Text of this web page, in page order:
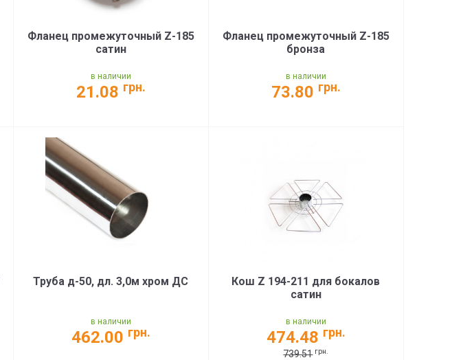
Фланец промежуточный Z-185
сатин
в наличии
21.08 грн.
Фланец промежуточный Z-185
бронза
в наличии
73.80 грн.
Труба д-50, дл. 3,0м хром ДС
в наличии
462.00 грн.
Кош Z 194-211 для бокалов
сатин
в наличии
474.48 грн.
739.51 грн.